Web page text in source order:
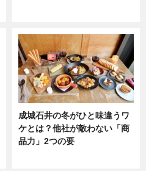
成城石井の冬がひと味違うワ
ケとは？他社が敵わない「商
品力」2つの要